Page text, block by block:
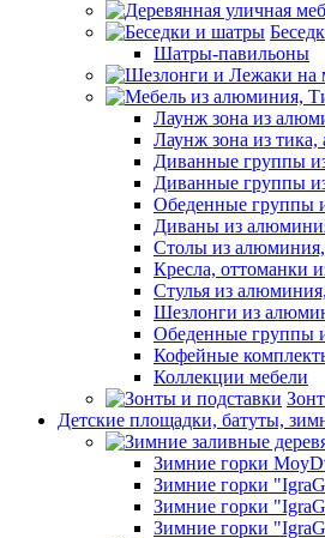
Шатры-павильоны
Лаунж зона из
Лаунж зона из тика,
Диванные группы
Диванные группы
Обеденные группы
Диваны из
Столы из алюминия,
Кресла, оттоманки
Стулья из
Шезлонги из
Обеденные группы
Кофейные
Коллекции мебели
Детские площадки, батуты,
Зимние горки
Зимние горки
Зимние горки
Зимние горки